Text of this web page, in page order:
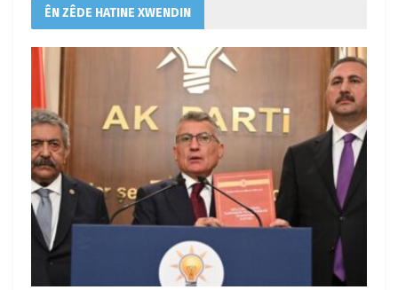
ÊN ZÊDE HATINE XWENDIN